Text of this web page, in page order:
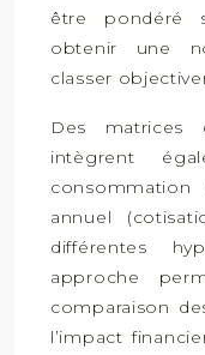
être pondéré
obtenir une
classer
Des matrices
intègrent
annuel
différentes
approche
comparaison
l’impact